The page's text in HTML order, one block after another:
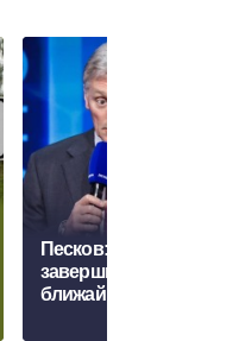
Песков: СВО может
завершиться в
ближайшие часы